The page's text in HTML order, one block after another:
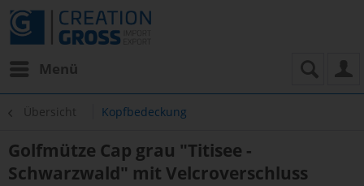
Menü
Übersicht Kopfbedeckung
Golfmütze Cap grau "Titisee -
Schwarzwald" mit Velcroverschluss